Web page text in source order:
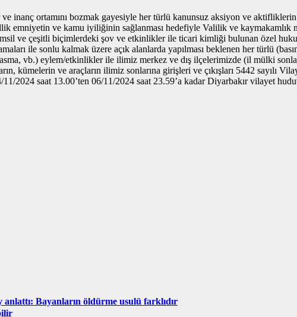
inanç ortamını bozmak gayesiyle her türlü kanunsuz aksiyon ve
emniyetin ve kamu iyiliğinin sağlanması hedefiyle Valilik ve kaymakamlık
ve çeşitli biçimlerdeki şov ve etkinlikler ile ticari kimliği bulunan özel
ile sonlu kalmak üzere açık alanlarda yapılması beklenen her türlü
vb.) eylem/etkinlikler ile ilimiz merkez ve dış ilçelerimizde (il mülki
kümelerin ve araçların ilimiz sonlarına girişleri ve çıkışları 5442 sayılı
2024 saat 13.00’ten 06/11/2024 saat 23.59’a kadar Diyarbakır vilayet
anlattı: Bayanların öldürme usulü farklıdır